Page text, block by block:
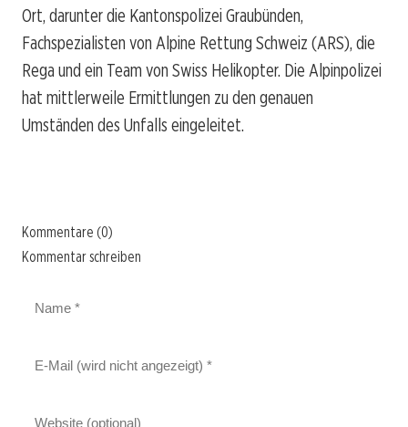
Ort, darunter die Kantonspolizei Graubünden,
Fachspezialisten von Alpine Rettung Schweiz (ARS), die
Rega und ein Team von Swiss Helikopter. Die Alpinpolizei
hat mittlerweile Ermittlungen zu den genauen
Umständen des Unfalls eingeleitet.
Kommentare (0)
Kommentar schreiben